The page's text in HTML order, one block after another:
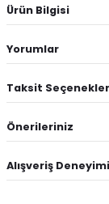
Ürün Bilgisi
Yorumlar
Taksit
Önerileriniz
Alışveriş Deneyimi